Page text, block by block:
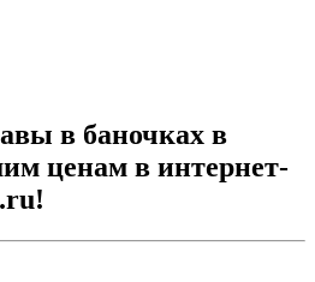
в баночках в
ценам в интернет-